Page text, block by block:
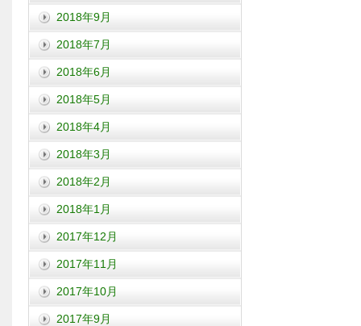
2018年9月
2018年7月
2018年6月
2018年5月
2018年4月
2018年3月
2018年2月
2018年1月
2017年12月
2017年11月
2017年10月
2017年9月